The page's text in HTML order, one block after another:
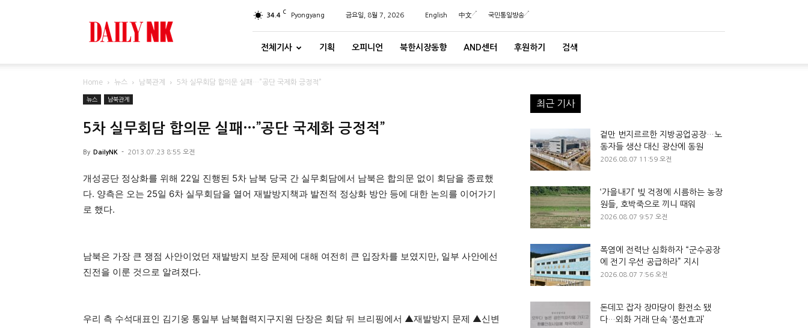
34.4 C Pyongyang 금요일, 8월 7, 2026 English 中文 국민통일방송
전체기사 기획 오피니언 북한시장동향 AND센터 후원하기 검색
Home 뉴스 남북관계 5차 실무회담 합의문 실패…”공단 국제화 긍정적”
뉴스 남북관계
5차 실무회담 합의문 실패…”공단 국제화 긍정적”
By DailyNK - 2013.07.23 8:55 오전
개성공단 정상화를 위해 22일 진행된 5차 남북 당국 간 실무회담에서 남북은 합의문 없이 회담을 종료했
다. 양측은 오는 25일 6차 실무회담을 열어 재발방지책과 발전적 정상화 방안 등에 대한 논의를 이어가기
로 했다.
남북은 가장 큰 쟁점 사안이었던 재발방지 보장 문제에 대해 여전히 큰 입장차를 보였지만, 일부 사안에선
진전을 이룬 것으로 알려졌다.
우리 측 수석대표인 김기웅 통일부 남북협력지구지원 단장은 회담 뒤 브리핑에서 ▲재발방지 문제 ▲신변
최근 기사
겉만 번지르르한 지방공업공장…노
동자들 생산 대신 광산에 동원
2026.08.07 11:59 오전
‘가을내기’ 빚 걱정에 시름하는 농장
원들, 호박죽으로 끼니 때워
2026.08.07 9:57 오전
폭염에 전력난 심화하자 “군수공장
에 전기 우선 공급하라” 지시
2026.08.07 7:56 오전
돈데꼬 잡자 장마당이 환전소 됐
다…외화 거래 단속 ‘풍선효과’